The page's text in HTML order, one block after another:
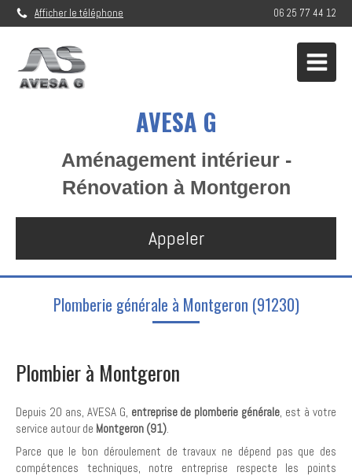
Afficher le téléphone 06 25 77 44 12
AVESA G
Aménagement intérieur -
Rénovation à Montgeron
Appeler
Plomberie générale à Montgeron (91230)
Plombier à Montgeron
Depuis 20 ans, AVESA G, entreprise de plomberie générale, est à votre
service autour de Montgeron (91).
Parce que le bon déroulement de travaux ne dépend pas que des
compétences techniques, notre entreprise respecte les points